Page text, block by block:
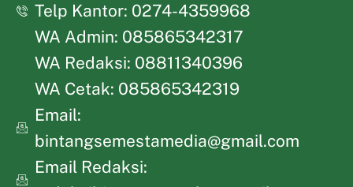
Telp Kantor: 0274-4359968
WA Admin: 085865342317
WA Redaksi: 08811340396
WA Cetak: 085865342319
Email:
bintangsemestamedia@gmail.com
Email Redaksi: